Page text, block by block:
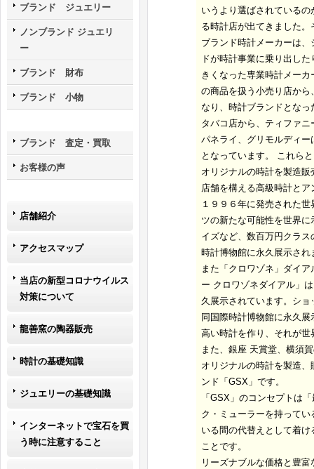
ブランド ジュエリー
ノンブランド ジュエリ
ー
ブランド 財布
ブランド 小物
ブランド 査定・買取
お客様の声
店舗紹介
アクセスマップ
当店の新型コロナウイルス
対策について
龍善窯の陶器販売
時計の基礎知識
ジュエリーの基礎知識
インターネットで宝石を買
う時に注意すること
いうより選ばされている
る時計店が出てきました
ブランド時計メーカーは
ドが時計事業に乗り出し
きくなった専業時計メー
の商品を扱う小売り店か
なり、時計ブランドとな
タバコ店から、ティファ
パネライ、グリモルディ
となっています。 これら
オリジナルの時計を製造
店舗を構える高級時計と
１９９６年に発売された
ツの新たな可能性を世界
イズなど、数百万円クラ
時計博物館に永久展示され
また「クロワゾネ」ダイ
ー クロワゾネダイアル」
久展示されています。シ
同国際時計博物館に永久
高い時計を作り、それが
また、銀座 天賞堂、横須
オリジナルの時計を製造
ンド「GSX」です。
「GSX」のコンセプトは
ク・ミューラーを持って
いる間の代替えとして着
ことです。
リーズナブルな価格と豊